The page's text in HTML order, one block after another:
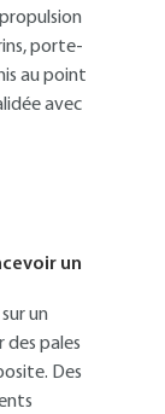
porte-
au point
avec
un
un
pales
Des